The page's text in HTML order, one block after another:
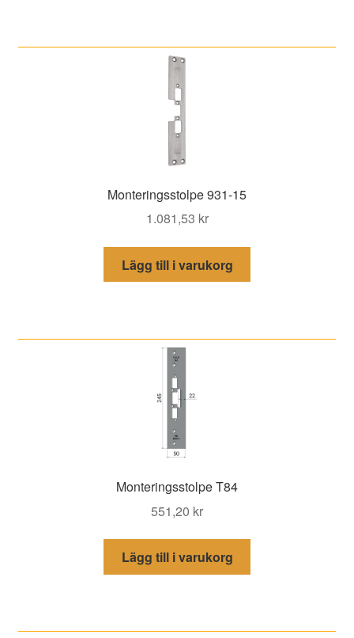
Monteringsstolpe 931-15
1.081,53 kr
Lägg till i varukorg
Monteringsstolpe T84
551,20 kr
Lägg till i varukorg